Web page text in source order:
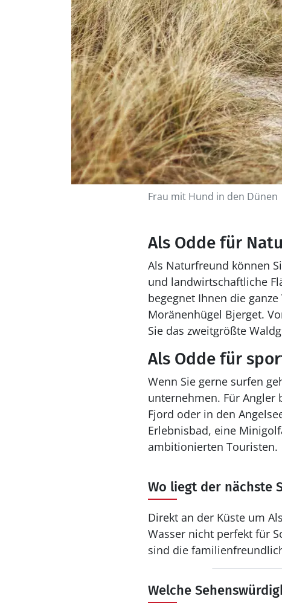
Frau mit Hund in den Dünen
Als Odde für
Als Naturfreund können
und landwirtschaftliche
begegnet Ihnen die
Moränenhügel Bjerget.
Sie das zweitgrößte
Als Odde für
Wenn Sie gerne surfen
unternehmen. Für Angler
Fjord oder in den
Erlebnisbad, eine
ambitionierten Touristen.
Wo liegt der nächste
Direkt an der Küste um
Wasser nicht perfekt für
sind die
Welche